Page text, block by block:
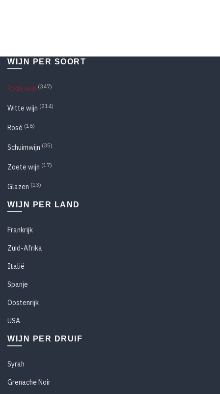
WIJN PER SOORT
Rode wijn (347)
Witte wijn (214)
Rosé (16)
Schuimwijn (35)
Zoete wijn (17)
Glazen (13)
WIJN PER LAND
Frankrijk
Zuid-Afrika
Italië
Spanje
Oostenrijk
USA
WIJN PER DRUIF
Syrah
Grenache Noir